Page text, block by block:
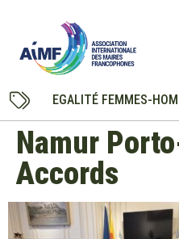
EGALITÉ FEMMES-
Namur
Accords